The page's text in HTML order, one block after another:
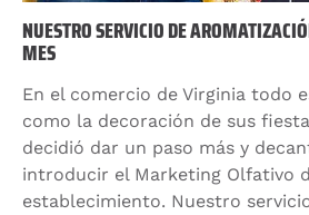
NUESTRO SERVICIO DE
MES
En el comercio de Virginia todo
como la decoración de sus
decidió dar un paso más y
introducir el Marketing Olfativo
establecimiento. Nuestro